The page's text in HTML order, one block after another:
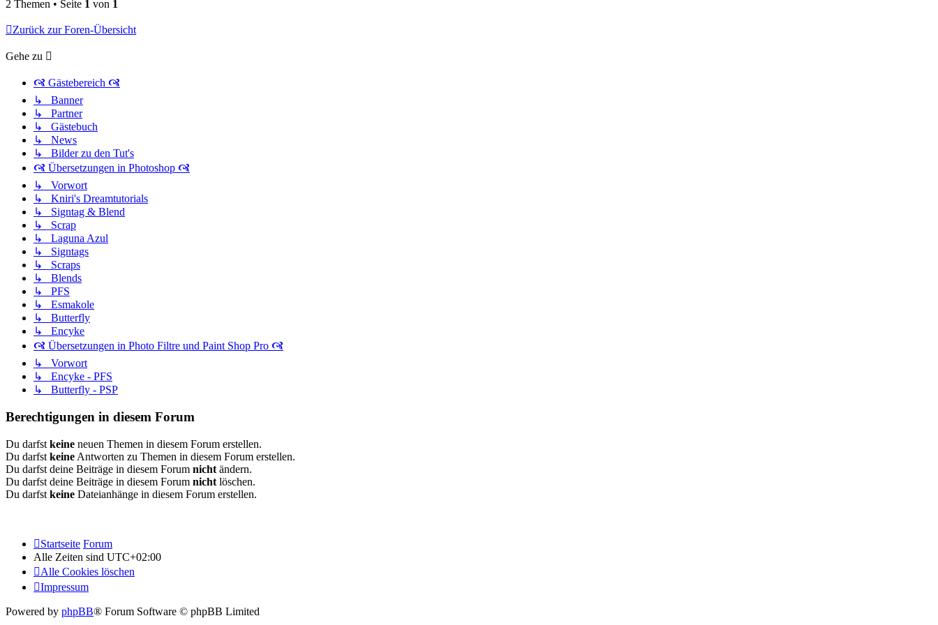
2 Themen • Seite 1 von 1
Zurück zur Foren-Übersicht
Gehe zu
🙧 Gästebereich 🙧
↳ Banner
↳ Partner
↳ Gästebuch
↳ News
↳ Bilder zu den Tut's
🙧 Übersetzungen in Photoshop 🙧
↳ Vorwort
↳ Kniri's Dreamtutorials
↳ Signtag & Blend
↳ Scrap
↳ Laguna Azul
↳ Signtags
↳ Scraps
↳ Blends
↳ PFS
↳ Esmakole
↳ Butterfly
↳ Encyke
🙧 Übersetzungen in Photo Filtre und Paint Shop Pro 🙧
↳ Vorwort
↳ Encyke - PFS
↳ Butterfly - PSP
Berechtigungen in diesem Forum
Du darfst keine neuen Themen in diesem Forum erstellen.
Du darfst keine Antworten zu Themen in diesem Forum erstellen.
Du darfst deine Beiträge in diesem Forum nicht ändern.
Du darfst deine Beiträge in diesem Forum nicht löschen.
Du darfst keine Dateianhänge in diesem Forum erstellen.
Startseite Forum
Alle Zeiten sind UTC+02:00
Alle Cookies löschen
Impressum
Powered by phpBB® Forum Software © phpBB Limited